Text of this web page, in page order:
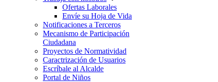
Ofertas Laborales
Envíe su Hoja de Vida
Notificaciones a Terceros
Mecanismo de Participación
Ciudadana
Proyectos de Normatividad
Caractrización de Usuarios
Escríbale al Alcalde
Portal de Niños